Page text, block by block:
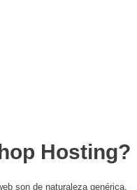
Hosting?
son de naturaleza genérica,